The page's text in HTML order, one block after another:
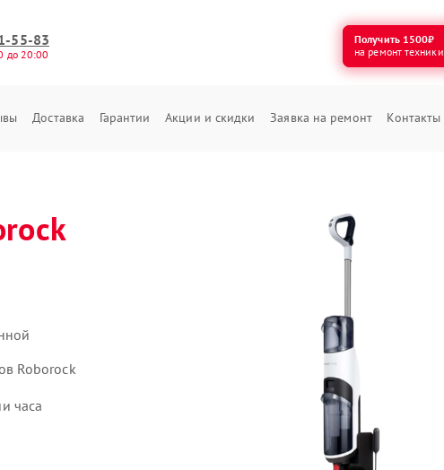
55-83
до 20:00
Получить 1500₽
на ремонт техники
Доставка Гарантии Акции и скидки Заявка на ремонт Контакты
Roborock
часа